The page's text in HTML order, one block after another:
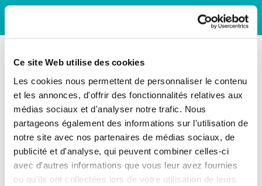
Ce site Web utilise des cookies
Les cookies nous permettent de personnaliser le contenu
et les annonces, d'offrir des fonctionnalités relatives aux
médias sociaux et d'analyser notre trafic. Nous
partageons également des informations sur l'utilisation de
notre site avec nos partenaires de médias sociaux, de
publicité et d'analyse, qui peuvent combiner celles-ci
avec d'autres informations que vous leur avez fournies
ou qu'ils ont collectées lors de votre utilisation de leurs